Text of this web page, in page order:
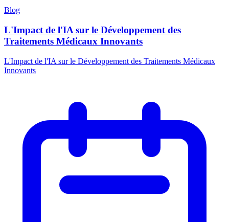
Blog
L'Impact de l'IA sur le Développement des
Traitements Médicaux Innovants
L'Impact de l'IA sur le Développement des Traitements Médicaux
Innovants